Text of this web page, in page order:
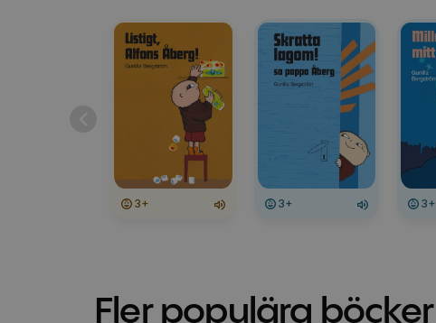
3+ 3+ 3+
Fler populära böcker